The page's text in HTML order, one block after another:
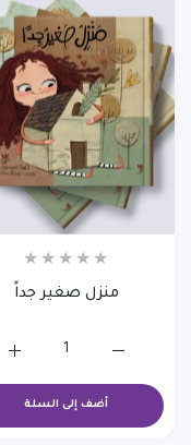
منزل صغير جداً
أضف إلى السلة